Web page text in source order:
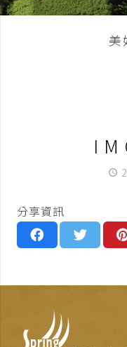
美
access_time
分享資訊